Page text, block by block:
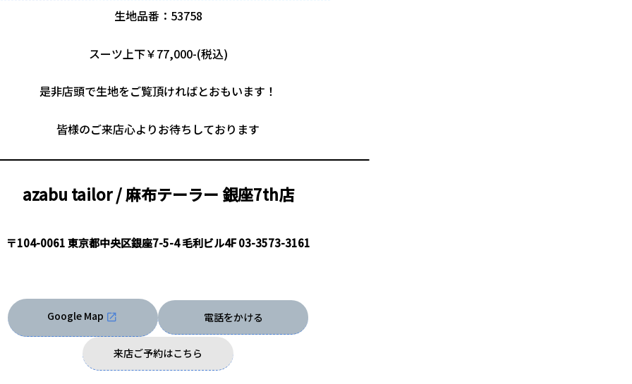
生地品番：53758
スーツ上下￥77,000-(税込)
是非店頭で生地をご覧頂ければとおもいます！
皆様のご来店心よりお待ちしております
azabu tailor / 麻布テーラー銀座7th店
〒104-0061 東京都中央区銀座7-5-4 毛利ビル4F 03-3573-3161
Google Map 電話をかける
来店ご予約はこちら